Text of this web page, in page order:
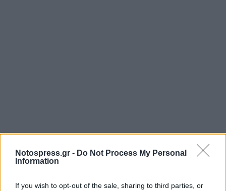
Notospress.gr - Do Not Process My Personal
Information
If you wish to opt-out of the sale, sharing to third parties, or